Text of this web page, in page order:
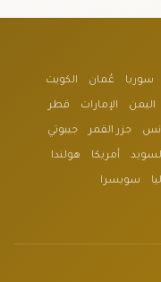
سوريا عُمان الكويت
اليمن الإمارات قطر
جزر القمر جيبوتي
أمريكا هولندا
سويسرا